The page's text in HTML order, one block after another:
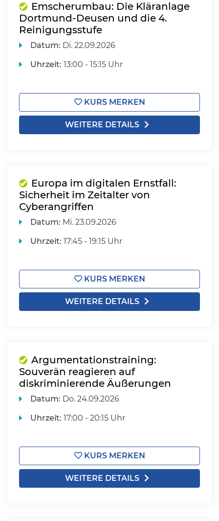
Emscherumbau: Die Kläranlage
Dortmund-Deusen und die 4.
Reinigungsstufe
Datum: Di. 22.09.2026
Uhrzeit: 13:00 - 15:15 Uhr
KURS MERKEN
WEITERE DETAILS
Europa im digitalen Ernstfall:
Sicherheit im Zeitalter von
Cyberangriffen
Datum: Mi. 23.09.2026
Uhrzeit: 17:45 - 19:15 Uhr
KURS MERKEN
WEITERE DETAILS
Argumentationstraining:
Souverän reagieren auf
diskriminierende Äußerungen
Datum: Do. 24.09.2026
Uhrzeit: 17:00 - 20:15 Uhr
KURS MERKEN
WEITERE DETAILS